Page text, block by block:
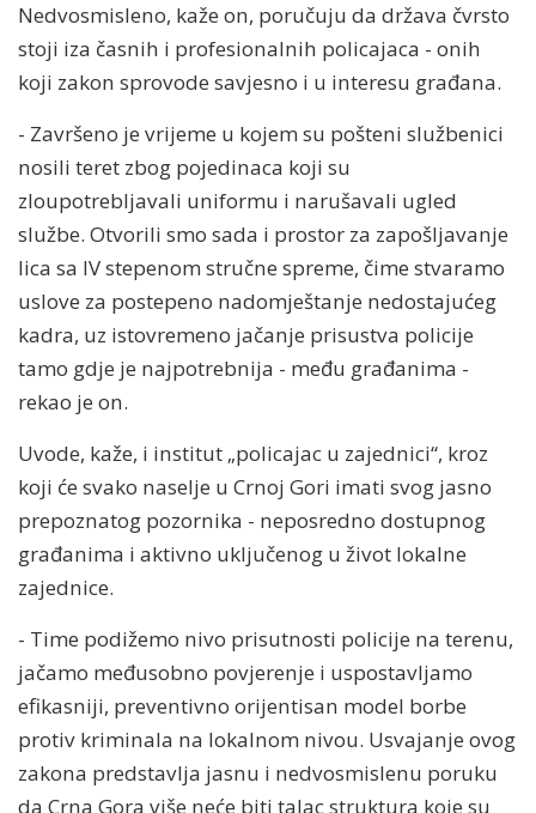
Nedvosmisleno, kaže on, poručuju da država čvrsto
stoji iza časnih i profesionalnih policajaca - onih
koji zakon sprovode savjesno i u interesu građana.
- Završeno je vrijeme u kojem su pošteni službenici
nosili teret zbog pojedinaca koji su
zloupotrebljavali uniformu i narušavali ugled
službe. Otvorili smo sada i prostor za zapošljavanje
lica sa IV stepenom stručne spreme, čime stvaramo
uslove za postepeno nadomještanje nedostajućeg
kadra, uz istovremeno jačanje prisustva policije
tamo gdje je najpotrebnija - među građanima -
rekao je on.
Uvode, kaže, i institut „policajac u zajednici“, kroz
koji će svako naselje u Crnoj Gori imati svog jasno
prepoznatog pozornika - neposredno dostupnog
građanima i aktivno uključenog u život lokalne
zajednice.
- Time podižemo nivo prisutnosti policije na terenu,
jačamo međusobno povjerenje i uspostavljamo
efikasniji, preventivno orijentisan model borbe
protiv kriminala na lokalnom nivou. Usvajanje ovog
zakona predstavlja jasnu i nedvosmislenu poruku
da Crna Gora više neće biti talac struktura koje su